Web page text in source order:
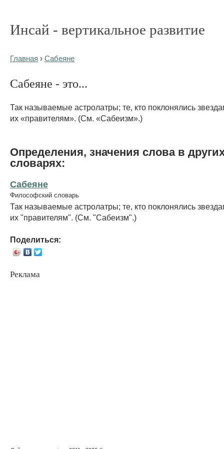
Инсай - вертикальное развитие
Главная › Сабеяне
Сабеяне - это...
Так называемые астролатры; те, кто поклонялись
их «правителям». (См. «Сабеизм».)
Определения, значения слова в
словарях:
Сабеяне
Философский словарь
Так называемые астролатры; те, кто поклонялись
их "правителям". (См. "Сабеизм".)
Поделиться:
Реклама